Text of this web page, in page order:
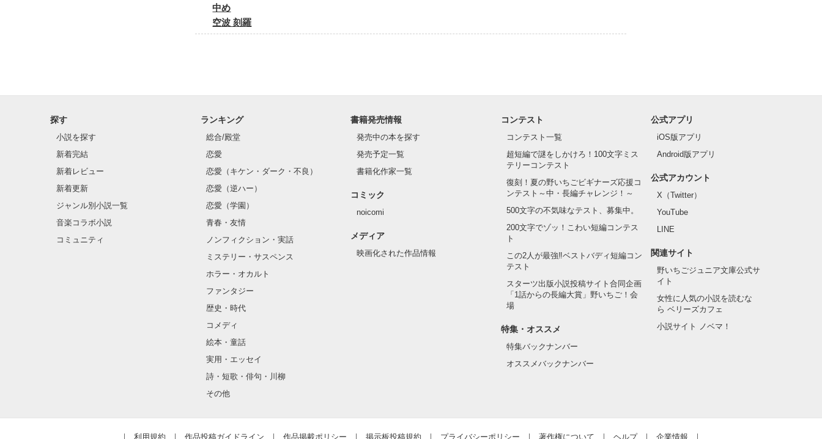
中め
空波 刻羅
探す
小説を探す
新着完結
新着レビュー
新着更新
ジャンル別小説一覧
音楽コラボ小説
コミュニティ
ランキング
総合/殿堂
恋愛
恋愛（キケン・ダーク・不良）
恋愛（逆ハー）
恋愛（学園）
青春・友情
ノンフィクション・実話
ミステリー・サスペンス
ホラー・オカルト
ファンタジー
歴史・時代
コメディ
絵本・童話
実用・エッセイ
詩・短歌・俳句・川柳
その他
書籍発売情報
発売中の本を探す
発売予定一覧
書籍化作家一覧
コミック
noicomi
メディア
映画化された作品情報
コンテスト
コンテスト一覧
超短編で謎をしかけろ！100文字ミス
テリーコンテスト
復刻！夏の野いちごビギナーズ応援コ
ンテスト～中・長編チャレンジ！～
500文字の不気味なテスト、募集中。
200文字でゾッ！こわい短編コンテス
ト
この2人が最強‼ベストバディ短編コン
テスト
スターツ出版小説投稿サイト合同企画
「1話からの長編大賞」野いちご！会
場
特集・オススメ
特集バックナンバー
オススメバックナンバー
公式アプリ
iOS版アプリ
Android版アプリ
公式アカウント
X（Twitter）
YouTube
LINE
関連サイト
野いちごジュニア文庫公式サ
イト
女性に人気の小説を読むな
ら ベリーズカフェ
小説サイト ノベマ！
利用規約 作品投稿ガイドライン 作品掲載ポリシー 掲示板投稿規約 プライバシーポリシー 著作権について ヘルプ 企業情報